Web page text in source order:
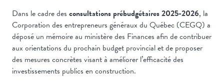
Dans le cadre des consultations prébudgétaires 2025-2026, la
Corporation des entrepreneurs généraux du Québec (CEGQ) a
déposé un mémoire au ministère des Finances afin de contribuer
aux orientations du prochain budget provincial et de proposer
des mesures concrètes visant à améliorer l’efficacité des
investissements publics en construction.